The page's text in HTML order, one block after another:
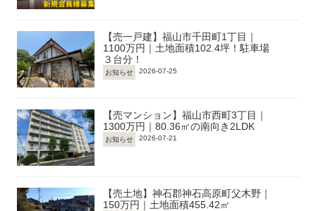
【売一戸建】福山市千田町1丁目｜
1100万円｜土地面積102.4坪！駐車場
３台分！
お知らせ 2026-07-25
【売マンション】福山市西町3丁目｜
1300万円｜80.36㎡の南向き2LDK
お知らせ 2026-07-21
【売土地】神石郡神石高原町父木野｜
150万円｜土地面積455.42㎡